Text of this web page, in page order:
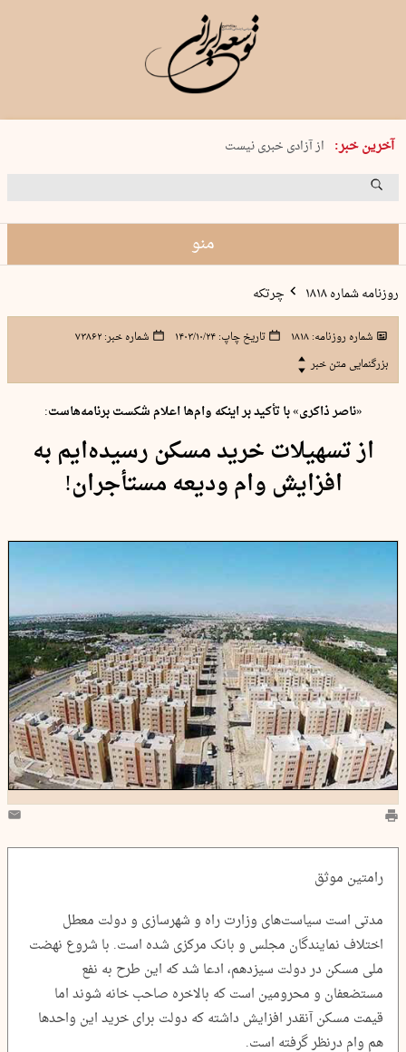
آخرین خبر:
یکشنبه 18 مرداد 1405 شماره 2245
از آزادی خبری نیست
۸۸۸ نفر سال گذشته بر اثر غرق‌شدگی جان …
منو
روزنامه شماره ۱۸۱۸ چرتکه
شماره روزنامه:۱۸۱۸ تاریخ چاپ:۱۴۰۳/۱۰/۲۴ شماره خبر:۷۳۸۶۲
بزرگنمایی متن خبر
«ناصر ذاکری» با تأکید بر اینکه وام‌ها اعلام شکست برنامه‌هاست:
از تسهیلات خرید مسکن رسیده‌ایم به
افزایش وام ودیعه مستأجران!
رامتین موثق
مدتی است سیاست‌های وزارت راه و شهرسازی و دولت معطل
اختلاف نمایندگان مجلس و بانک مرکزی شده است. با شروع نهضت
ملی مسکن در دولت سیزدهم، ادعا شد که این طرح به نفع
مستضعفان و محرومین است که بالاخره صاحب خانه شوند اما
قیمت مسکن آنقدر افزایش داشته که دولت برای خرید این واحدها
هم وام درنظر گرفته است.